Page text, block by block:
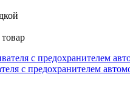
с предохранителем